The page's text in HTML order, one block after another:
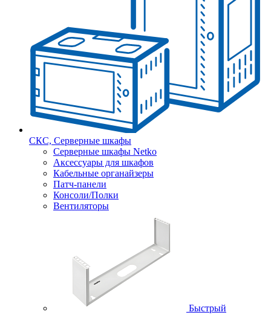
СКС, Серверные шкафы
Серверные шкафы Netko
Аксессуары для шкафов
Кабельные органайзеры
Патч-панели
Консоли/Полки
Вентиляторы
Быстрый